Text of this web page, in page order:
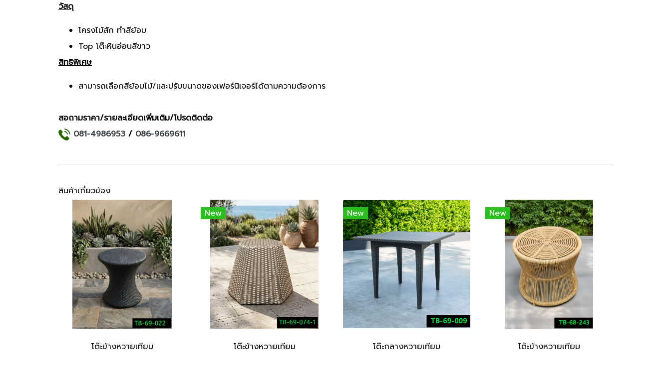
วัสดุ
โครงไม้สัก ทำสีย้อม
Top โต๊ะหินอ่อนสีขาว
สิทธิพิเศษ
สามารถเลือกสีย้อมไม้/และปรับขนาดของเฟอร์นิเจอร์ได้ตามความต้องการ
สอถามราคา/รายละเอียดเพิ่มเติม/โปรดติดต่อ
081-4986953 / 086-9669611
สินค้าเกี่ยวข้อง
โต๊ะข้างหวายเทียม
New
โต๊ะข้างหวายเทียม
New
โต๊ะกลางหวายเทียม
New
โต๊ะข้างหวายเทียม